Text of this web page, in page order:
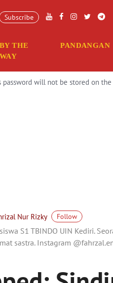
access your web server.
password will not be stored on the
Subscribe
BY THE
WAY
PANDANGAN
Nur Rizky Follow
S1 TBINDO UIN Kediri.
sastra. Instagram